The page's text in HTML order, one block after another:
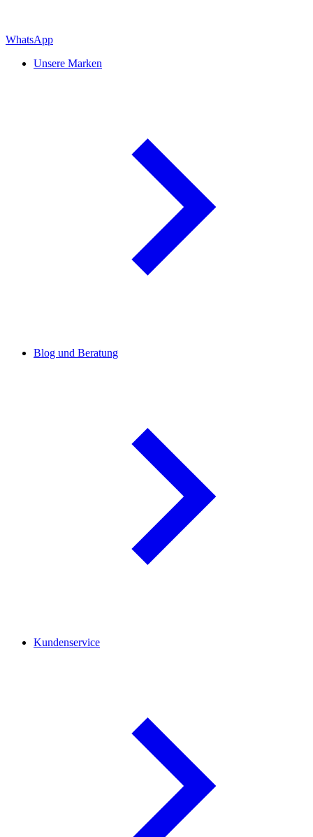
WhatsApp
Unsere Marken
Blog und Beratung
Kundenservice